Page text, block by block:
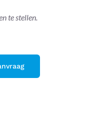
te stellen.